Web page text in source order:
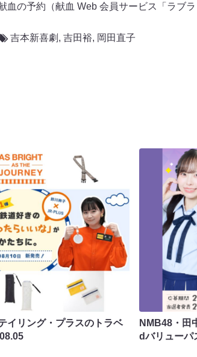
血の予約（献血 Web 会員サービス「ラブ
吉本新喜劇 , 吉田裕, 岡田直子
イリング・プラスのトラベ
NMB48・田
dバリューパ